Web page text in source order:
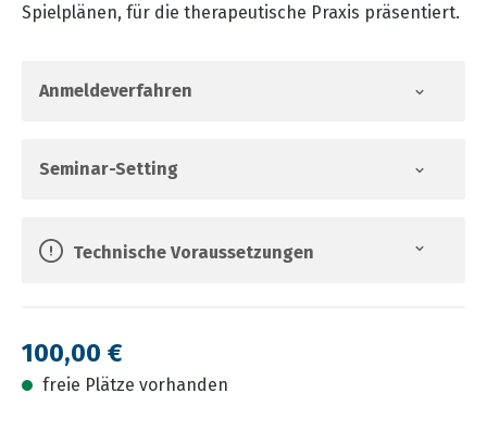
Spielplänen, für die therapeutische Praxis präsentiert.
Anmeldeverfahren
Seminar-Setting
Technische Voraussetzungen
Regulärer Preis:
100,00 €
freie Plätze vorhanden